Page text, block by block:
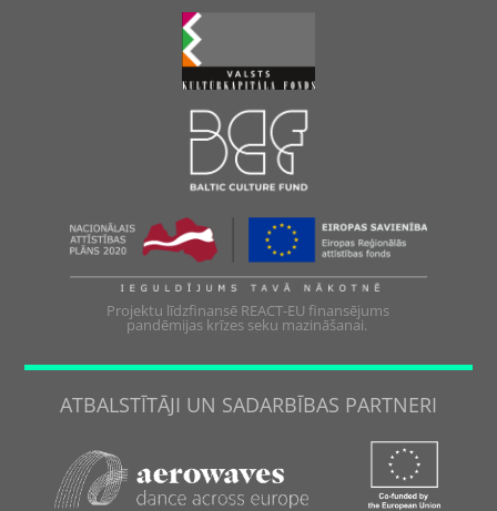
Projektu līdzfinansē REACT-EU finansējums
pandēmijas krīzes seku mazināšanai.
ATBALSTĪTĀJI UN SADARBĪBAS PARTNERI